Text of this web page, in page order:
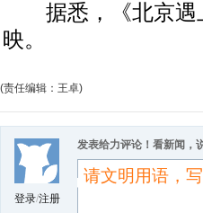
据悉，《北京遇
映。
(责任编辑：王卓)
登录/注册
发表给力评论！看新闻，